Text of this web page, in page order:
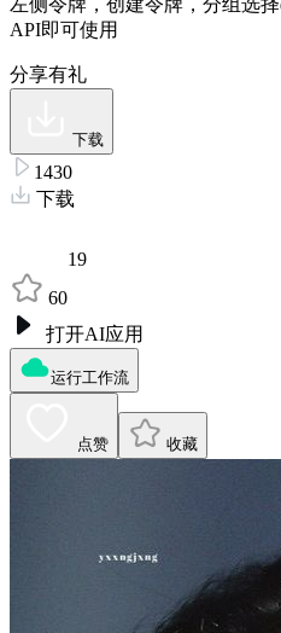
左侧令牌，创建令牌，分组选
API即可使用
分享有礼
下载
1430
下载
19
60
打开AI应用
运行工作流
点赞 收藏